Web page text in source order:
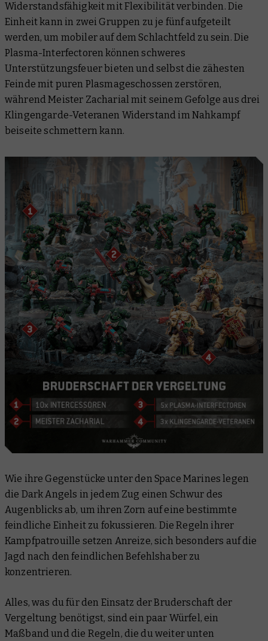
Widerstandsfähigkeit mit Flexibilität verbinden. Die
Einheit kann in zwei Gruppen zu je fünf aufgeteilt
werden, um mobiler auf dem Schlachtfeld zu sein. Die
Plasma-Interfectoren können schweres
Unterstützungsfeuer bieten und selbst die zähesten
Feinde mit puren Plasmageschossen zerstören,
während Meister Zacharial mit seinem Gefolge aus drei
Klingengarde-Veteranen Widerstand im Nahkampf
beiseite schmettern kann.
Wie ihre Gegenstücke unter den Space Marines legen
die Dark Angels in jedem Zug einen Schwur des
Augenblicks ab, um ihren Zorn auf eine bestimmte
feindliche Einheit zu fokussieren. Die Regeln ihrer
Kampfpatrouille setzen Anreize, sich besonders auf die
Jagd nach den feindlichen Befehlshaber zu
konzentrieren.
Alles, was du für den Einsatz der Bruderschaft der
Vergeltung benötigst, sind ein paar Würfel, ein
Maßband und die Regeln, die du weiter unten